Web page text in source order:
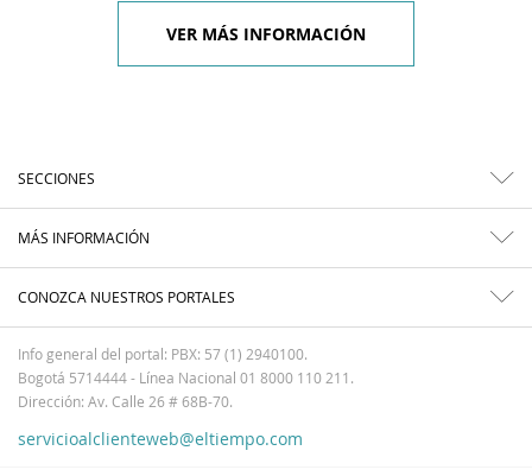
VER MÁS INFORMACIÓN
SECCIONES
MÁS INFORMACIÓN
CONOZCA NUESTROS PORTALES
Info general del portal: PBX: 57 (1) 2940100.
Bogotá 5714444 - Línea Nacional 01 8000 110 211.
Dirección: Av. Calle 26 # 68B-70.
servicioalclienteweb@eltiempo.com